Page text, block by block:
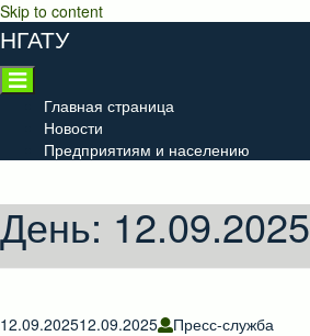
Skip to content
НГАТУ
Главная страница
Новости
Предприятиям и населению
День: 12.09.2025
12.09.202512.09.2025 Пресс-служба